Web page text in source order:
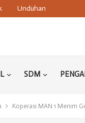
Unduhan
SDM
Koperasi MAN 1 Menim